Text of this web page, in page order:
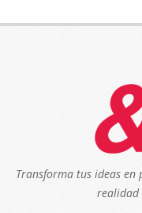
Transforma tus ideas en
realidad